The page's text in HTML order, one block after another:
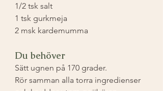
1/2 tsk salt
1 tsk gurkmeja
2 msk kardemumma
Du behöver
Sätt ugnen på 170 grader.
Rör samman alla torra ingredienser